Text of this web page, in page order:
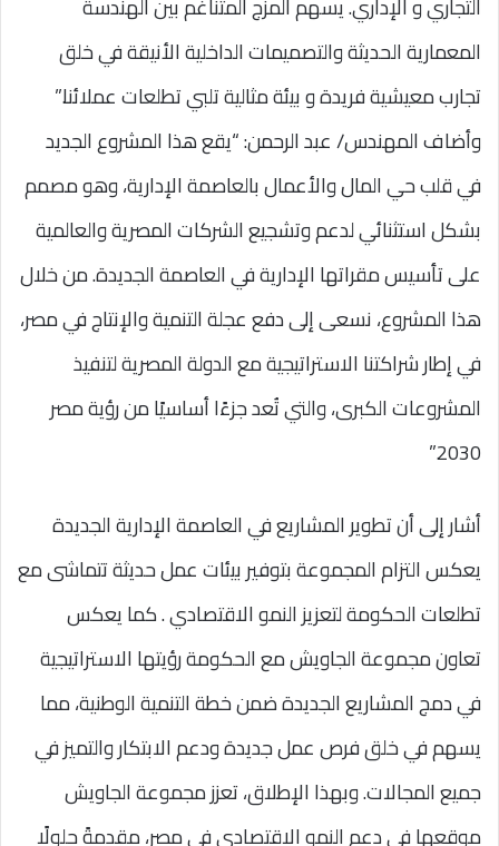
المعمارية الحديثة والتصميمات الداخلية الأنيقة في خلق
تجارب معيشية فريدة و بيئة مثالية تلبي تطلعات عملائنا.”
وأضاف المهندس/ عبد الرحمن: “يقع هذا المشروع الجديد
في قلب حي المال والأعمال بالعاصمة الإدارية، وهو مصمم
بشكل استثنائي لدعم وتشجيع الشركات المصرية والعالمية
على تأسيس مقراتها الإدارية في العاصمة الجديدة. من خلال
هذا المشروع، نسعى إلى دفع عجلة التنمية والإنتاج في مصر،
في إطار شراكتنا الاستراتيجية مع الدولة المصرية لتنفيذ
المشروعات الكبرى، والتي تُعد جزءًا أساسيًا من رؤية مصر
2030.”
أشار إلى أن تطوير المشاريع في العاصمة الإدارية الجديدة
يعكس التزام المجموعة بتوفير بيئات عمل حديثة تتماشى مع
تطلعات الحكومة لتعزيز النمو الاقتصادي . كما يعكس
تعاون مجموعة الجاويش مع الحكومة رؤيتها الاستراتيجية
في دمج المشاريع الجديدة ضمن خطة التنمية الوطنية، مما
يسهم في خلق فرص عمل جديدة ودعم الابتكار والتميز في
جميع المجالات. وبهذا الإطلاق، تعزز مجموعة الجاويش
موقعها في دعم النمو الاقتصادي في مصر، مقدمةً حلولًا